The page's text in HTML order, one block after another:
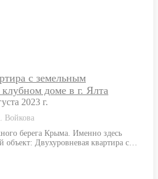
с земельным
доме в г. Ялта
2023 г.
Войкова
берега Крыма. Именно здесь
объект: Двухуровневая квартира с